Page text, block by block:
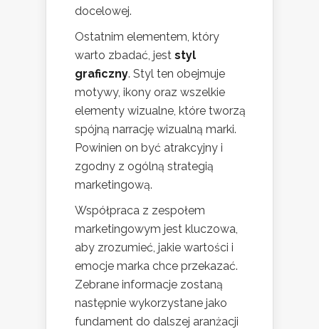
docelowej.
Ostatnim elementem, który
warto zbadać, jest styl
graficzny. Styl ten obejmuje
motywy, ikony oraz wszelkie
elementy wizualne, które tworzą
spójną narrację wizualną marki.
Powinien on być atrakcyjny i
zgodny z ogólną strategią
marketingową.
Współpraca z zespołem
marketingowym jest kluczowa,
aby zrozumieć, jakie wartości i
emocje marka chce przekazać.
Zebrane informacje zostaną
następnie wykorzystane jako
fundament do dalszej aranżacji